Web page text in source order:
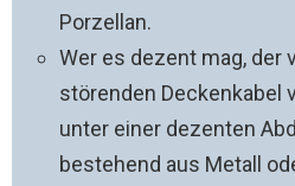
Porzellan.
Wer es dezent mag, der
störenden Deckenkabel
unter einer dezenten
bestehend aus Metall